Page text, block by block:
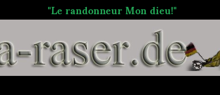
"Le randonneur Mon dieu!"